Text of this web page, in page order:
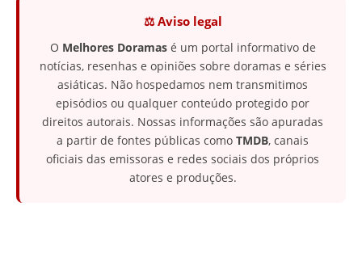
⚖️ Aviso legal
O Melhores Doramasé um portal informativo de
notícias, resenhas e opiniões sobre doramas e séries
asiáticas. Não hospedamos nem transmitimos
episódios ou qualquer conteúdo protegido por
direitos autorais. Nossas informações são apuradas
a partir de fontes públicas como TMDB, canais
oficiais das emissoras e redes sociais dos próprios
atores e produções.